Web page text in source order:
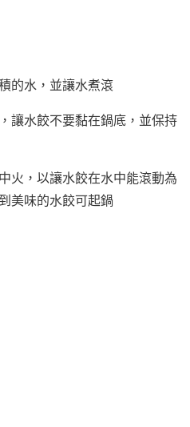
的水，並讓水煮滾
讓水餃不要黏在鍋底，並保持
火，以讓水餃在水中能滾動為
美味的水餃可起鍋